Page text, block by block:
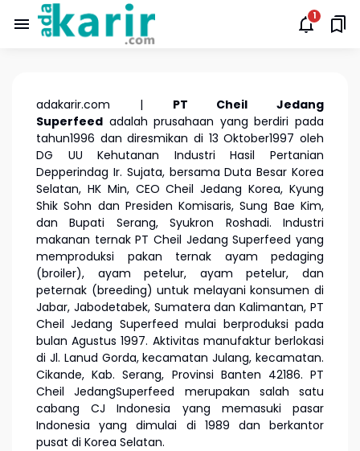
adakarir.com | PT Cheil Jedang
Superfeed adalah prusahaan yang berdiri pada
tahun1996 dan diresmikan di 13 Oktober1997 oleh
DG UU Kehutanan Industri Hasil Pertanian
Depperindag Ir. Sujata, bersama Duta Besar Korea
Selatan, HK Min, CEO Cheil Jedang Korea, Kyung
Shik Sohn dan Presiden Komisaris, Sung Bae Kim,
dan Bupati Serang, Syukron Roshadi. Industri
makanan ternak PT Cheil Jedang Superfeed yang
memproduksi pakan ternak ayam pedaging
(broiler), ayam petelur, ayam petelur, dan
peternak (breeding) untuk melayani konsumen di
Jabar, Jabodetabek, Sumatera dan Kalimantan, PT
Cheil Jedang Superfeed mulai berproduksi pada
bulan Agustus 1997. Aktivitas manufaktur berlokasi
di Jl. Lanud Gorda, kecamatan Julang, kecamatan.
Cikande, Kab. Serang, Provinsi Banten 42186. PT
Cheil JedangSuperfeed merupakan salah satu
cabang CJ Indonesia yang memasuki pasar
Indonesia yang dimulai di 1989 dan berkantor
pusat di Korea Selatan.